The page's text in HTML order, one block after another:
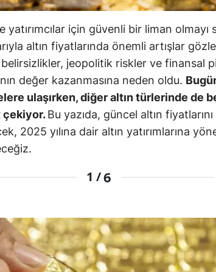
Çankırı
Çorum
Denizli
Diyarbakır
Erzurum
Eskişehir
Gaziantep
yatırımcılar için güvenli bir liman olmayı
altın fiyatlarında önemli artışlar
jeopolitik riskler ve finansal
değer kazanmasına neden oldu.
ulaşırken, diğer altın türlerinde de
çekiyor.Bu yazıda, güncel altın
2025 yılına dair altın yatırımlarına
1 /6